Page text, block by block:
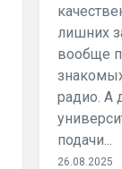
лишних
вообще
радио. А
подачи...
26.08.2025